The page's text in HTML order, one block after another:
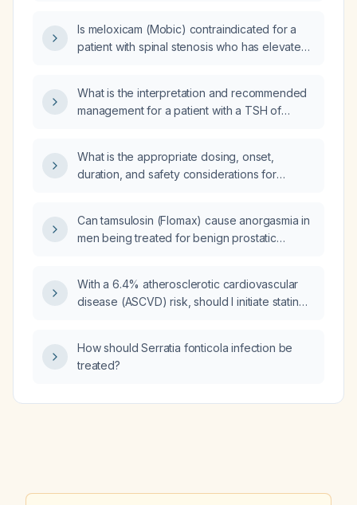
age‑related decline in physical activity?
intervention most effectively reduces his
cardiovascular disease risk?
Is meloxicam (Mobic) contraindicated for a
patient with spinal stenosis who has elevated
What is the interpretation and recommended
management for a patient with a TSH of
What is the appropriate dosing, onset,
duration, and safety considerations for
Can tamsulosin (Flomax) cause anorgasmia in
men being treated for benign prostatic
With a 6.4% atherosclerotic cardiovascular
disease (ASCVD) risk, should I initiate statin
How should Serratia fonticola infection be
treated?